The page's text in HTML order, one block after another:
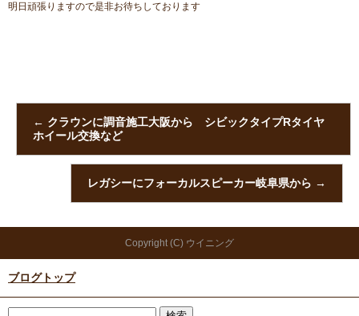
明日頑張りますので是非お待ちしております
← クラウンに調音施工大阪から シビックタイプRタイヤ
ホイール交換など
レガシーにフォーカルスピーカー岐阜県から →
Copyright (C) ウイニング
ブログトップ